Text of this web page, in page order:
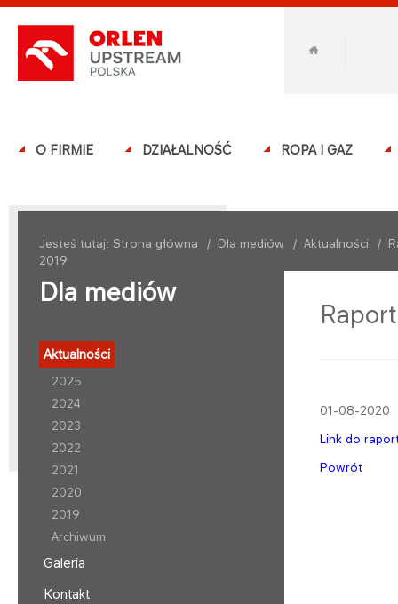
O FIRMIE DZIAŁALNOŚĆ ROPA I GAZ
Jesteś tutaj: Strona główna / Dla mediów / Aktualności /
2019
Dla mediów
Aktualności
2025
2024
2023
2022
2021
2020
2019
Archiwum
Galeria
Kontakt
01-08-2020
​Link do
Powrót